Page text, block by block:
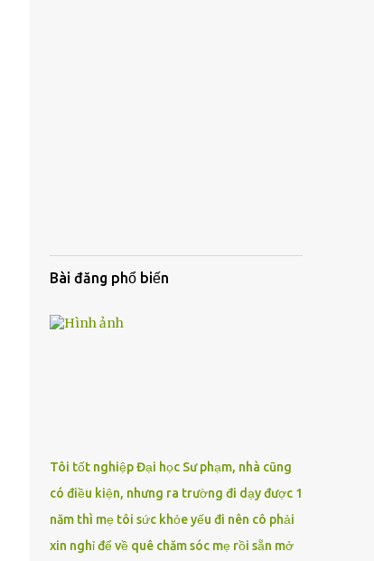
Bài đăng phổ biến
Tôi tốt nghiệp Đại học Sư phạm, nhà cũng
có điều kiện, nhưng ra trường đi dạy được 1
năm thì mẹ tôi sức khỏe yếu đi nên cô phải
xin nghỉ để về quê chăm sóc mẹ rồi sẵn mở